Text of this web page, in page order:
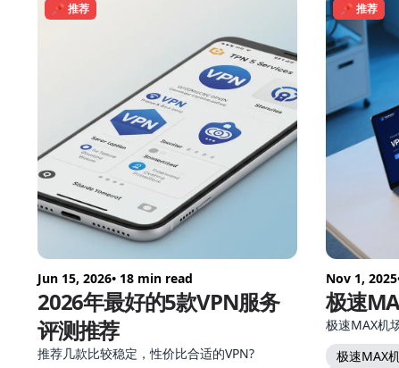
📌 推荐
Jun 15, 2026• 18 min read
2026年最好的5款VPN服务
评测推荐
推荐几款比较稳定，性价比合适的VPN?
📌 推荐
Nov 1, 2025
极速
极速MAX机
极速MAX